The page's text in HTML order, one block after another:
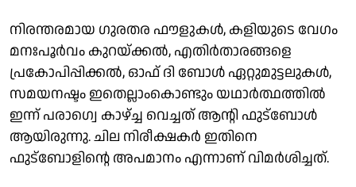
നിരന്തരമായ ​ഗുരതര ഫൗളുകൾ, കളിയുടെ വേഗം
മനഃപൂർവം കുറയ്ക്കൽ, എതിർതാരങ്ങളെ
പ്രകോപിപ്പിക്കൽ, ഓഫ് ദി ബോൾ ഏറ്റുമുട്ടലുകൾ,
സമയനഷ്ടം ഇതെല്ലാംകൊണ്ടും യഥാർത്ഥത്തിൽ
ഇന്ന് പരാ​ഗ്വെ കാഴ്ച്ച വെച്ചത് ആന്റി ഫുട്ബോൾ
ആയിരുന്നു. ചില നിരീക്ഷകർ ഇതിനെ
ഫുട്ബോളിന്റെ അപമാനം എന്നാണ് വിമർശിച്ചത്.